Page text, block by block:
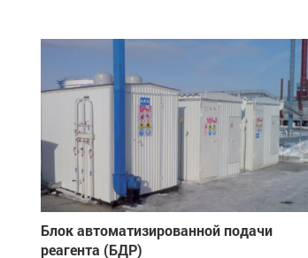
Блок автоматизированной подачи
реагента (БДР)